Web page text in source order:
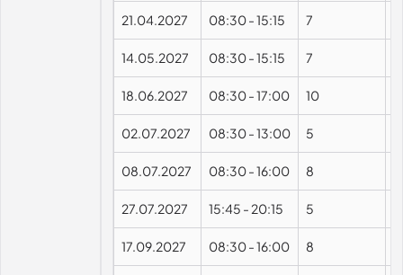
21.04.2027 08:30-15:15 7
14.05.2027 08:30-15:15 7
18.06.2027 08:30-17:00 10
02.07.2027 08:30-13:00 5
08.07.2027 08:30-16:00 8
27.07.2027 15:45 - 20:15 5
17.09.2027 08:30-16:00 8